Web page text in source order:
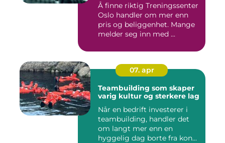
Å finne riktig Treningssenter
Oslo handler om mer enn
pris og beliggenhet. Mange
melder seg inn med ...
07. apr
Teambuilding som skaper
varig kultur og sterkere lag
Når en bedrift investerer i
teambuilding, handler det
om langt mer enn en
hyggelig dag borte fra kon...